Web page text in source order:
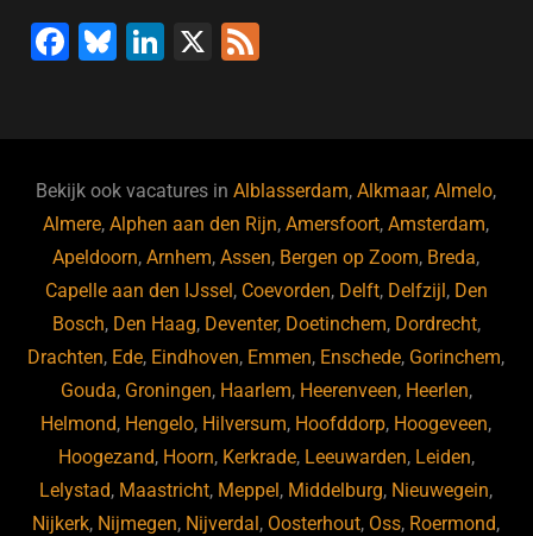
F
b
o
o
k
Bl
ky
Li
dI
n
X
Bekijk ook vacatures inAlblasserdam,Alkmaar,Almelo,
Almere,Alphen aan den Rijn,Amersfoort,Amsterdam,
Apeldoorn,Arnhem,Assen, Bergen op Zoom, Breda,
Capelle aan den IJssel , Coevorden, Delft, Delfzijl , Den
Bosch, Den Haag, Deventer, Doetinchem, Dordrecht,
Drachten, Ede, Eindhoven, Emmen, Enschede, Gorinchem,
Gouda, Groningen, Haarlem, Heerenveen, Heerlen,
Helmond, Hengelo, Hilversum, Hoofddorp, Hoogeveen,
Hoogezand, Hoorn, Kerkrade, Leeuwarden, Leiden,
Lelystad, Maastricht, Meppel , Middelburg, Nieuwegein,
Nijkerk, Nijmegen, Nijverdal , Oosterhout, Oss, Roermond,